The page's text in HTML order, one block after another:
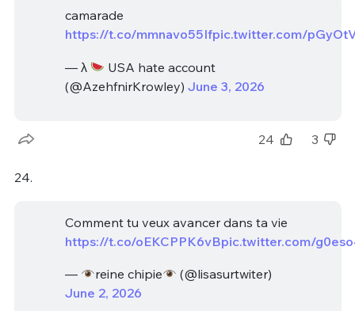
camarade
https://t.co/mmnavo55Ifpic.twitter.com/
— λ
USA hate account
(@AzehfnirKrowley) June 3, 2026
24 3
24.
Comment tu veux avancer dans ta vie
https://t.co/oEKCPPK6vBpic.twitter.com/
— reine chipie
(@lisasurtwiter)
June 2, 2026